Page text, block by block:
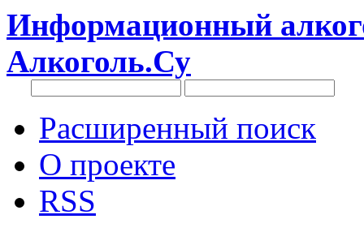
Информационный
Алкоголь.Су
Расширенный поиск
О проекте
RSS